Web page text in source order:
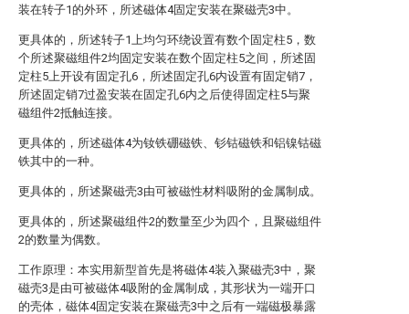
装在转子1的外环，所述磁体4固定安装在聚磁壳3中。
更具体的，所述转子1上均匀环绕设置有数个固定柱5，数
个所述聚磁组件2均固定安装在数个固定柱5之间，所述固
定柱5上开设有固定孔6，所述固定孔6内设置有固定销7，
所述固定销7过盈安装在固定孔6内之后使得固定柱5与聚
磁组件2抵触连接。
更具体的，所述磁体4为钕铁硼磁铁、钐钴磁铁和铝镍钴磁
铁其中的一种。
更具体的，所述聚磁壳3由可被磁性材料吸附的金属制成。
更具体的，所述聚磁组件2的数量至少为四个，且聚磁组件
2的数量为偶数。
工作原理：本实用新型首先是将磁体4装入聚磁壳3中，聚
磁壳3是由可被磁体4吸附的金属制成，其形状为一端开口
的壳体，磁体4固定安装在聚磁壳3中之后有一端磁极暴露